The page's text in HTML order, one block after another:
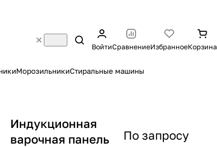
ВойтиСравнениеИзбранноеКорзина
МорозильникиСтиральные машины
Индукционная
варочная панель
По запросу